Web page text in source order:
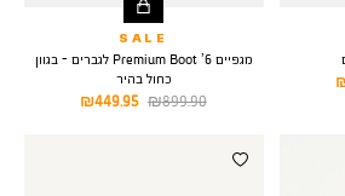
SALE
מגפיים 6’ Premium Boot לגברים - בגוון
כחול בהיר
מחיר
449.95 ₪
מחיר
899.90 ₪